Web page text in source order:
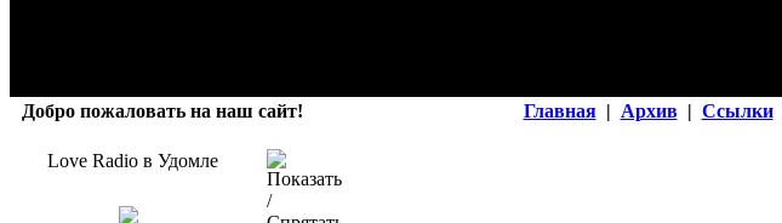
Добро пожаловать на наш сайт! Главная | Архив | Ссылки
Love Radio в Удомле